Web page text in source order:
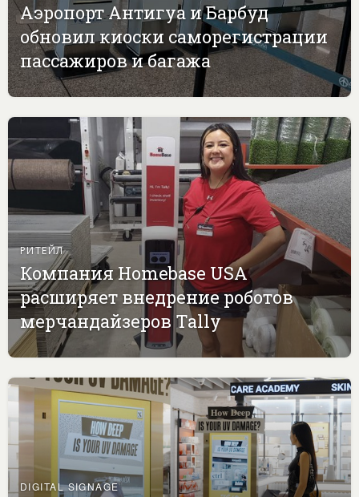
Аэропорт Антигуа и Барбуд
обновил киоски саморегистрации
пассажиров и багажа
РИТЕЙЛ
Компания Homebase USA
расширяет внедрение роботов
мерчандайзеров Tally
DIGITAL SIGNAGE